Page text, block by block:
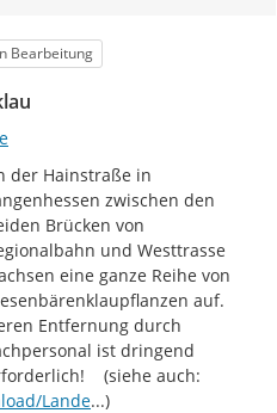
Bearbeitung
der Hainstraße in
zwischen den
Brücken von
und Westtrasse
eine ganze Reihe von
auf.
Entfernung durch
ist dringend
(siehe auch:
Landeskonzept_Riesen-
...)